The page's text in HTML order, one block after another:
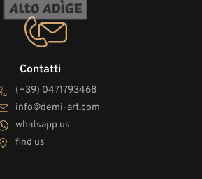
Contatti
(+39) 0471793468
info@demi-art.com
whatsapp us
find us